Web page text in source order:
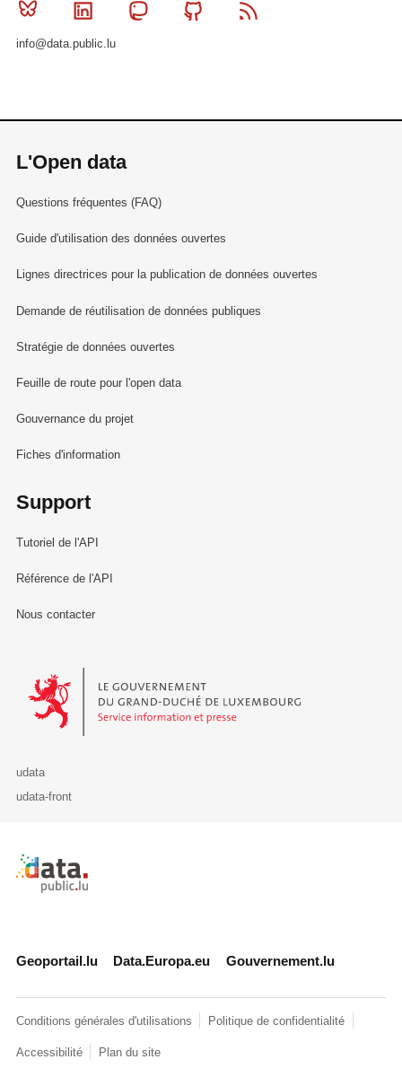
Bluesky Linkedin MastodonGithub
info@data.public.lu
L'Open data
Questions fréquentes (FAQ)
Guide d'utilisation des données ouvertes
Lignes directrices pour la publication de données ouvertes
Demande de réutilisation de données publiques
Stratégie de données ouvertes
Feuille de route pour l'open data
Gouvernance du projet
Fiches d'information
Support
Tutoriel de l'API
Référence de l'API
Nous contacter
Le Gouvernement du Grand-Duché de Luxembourg - Service
udata
udata-front
Retour à l'accueil de data.public.lu
Geoportail.lu Data.Europa.eu Gouvernement.lu
Conditions générales d'utilisations Politique de confidentialité
Accessibilité Plan du site